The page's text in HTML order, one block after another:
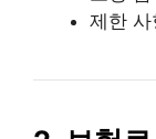
제한 사